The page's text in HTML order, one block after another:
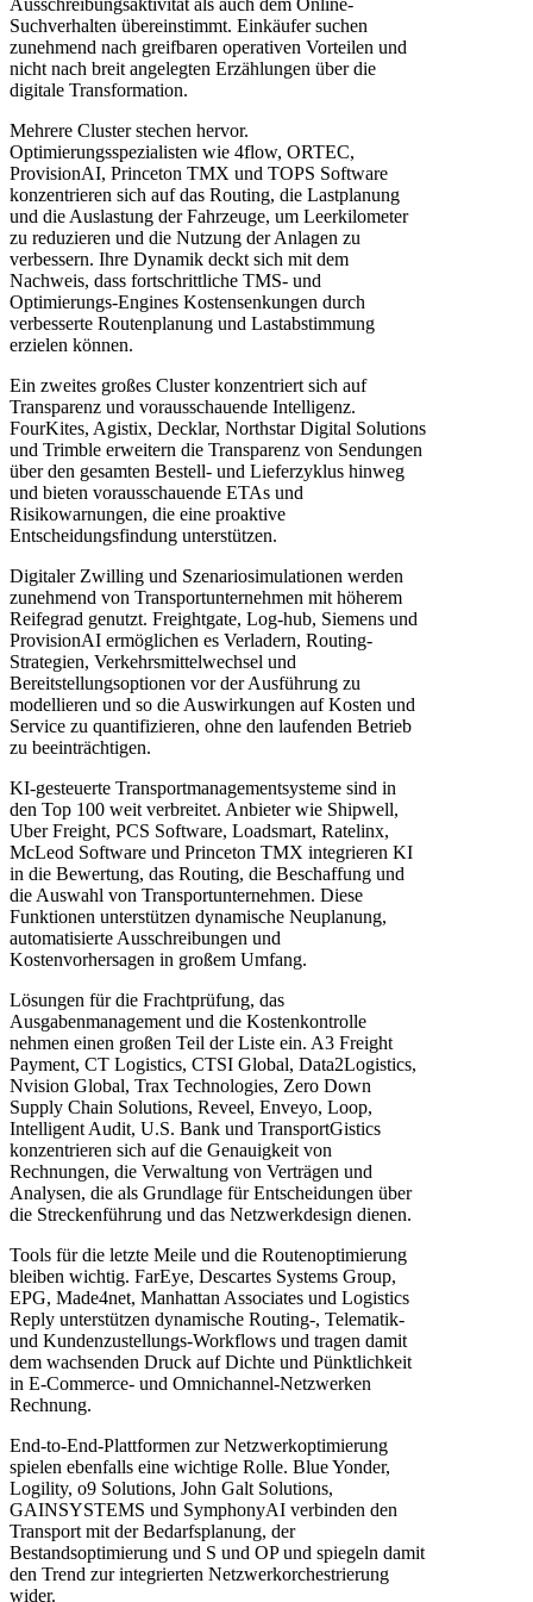
Suchverhalten übereinstimmt. Einkäufer suchen
zunehmend nach greifbaren operativen Vorteilen und
nicht nach breit angelegten Erzählungen über die
digitale Transformation.
Mehrere Cluster stechen hervor.
Optimierungsspezialisten wie 4flow, ORTEC,
ProvisionAI, Princeton TMX und TOPS Software
konzentrieren sich auf das Routing, die Lastplanung
und die Auslastung der Fahrzeuge, um Leerkilometer
zu reduzieren und die Nutzung der Anlagen zu
verbessern. Ihre Dynamik deckt sich mit dem
Nachweis, dass fortschrittliche TMS- und
Optimierungs-Engines Kostensenkungen durch
verbesserte Routenplanung und Lastabstimmung
erzielen können.
Ein zweites großes Cluster konzentriert sich auf
Transparenz und vorausschauende Intelligenz.
FourKites, Agistix, Decklar, Northstar Digital Solutions
und Trimble erweitern die Transparenz von Sendungen
über den gesamten Bestell- und Lieferzyklus hinweg
und bieten vorausschauende ETAs und
Risikowarnungen, die eine proaktive
Entscheidungsfindung unterstützen.
Digitaler Zwilling und Szenariosimulationen werden
zunehmend von Transportunternehmen mit höherem
Reifegrad genutzt. Freightgate, Log-hub, Siemens und
ProvisionAI ermöglichen es Verladern, Routing-
Strategien, Verkehrsmittelwechsel und
Bereitstellungsoptionen vor der Ausführung zu
modellieren und so die Auswirkungen auf Kosten und
Service zu quantifizieren, ohne den laufenden Betrieb
zu beeinträchtigen.
KI-gesteuerte Transportmanagementsysteme sind in
den Top 100 weit verbreitet. Anbieter wie Shipwell,
Uber Freight, PCS Software, Loadsmart, Ratelinx,
McLeod Software und Princeton TMX integrieren KI
in die Bewertung, das Routing, die Beschaffung und
die Auswahl von Transportunternehmen. Diese
Funktionen unterstützen dynamische Neuplanung,
automatisierte Ausschreibungen und
Kostenvorhersagen in großem Umfang.
Lösungen für die Frachtprüfung, das
Ausgabenmanagement und die Kostenkontrolle
nehmen einen großen Teil der Liste ein. A3 Freight
Payment, CT Logistics, CTSI Global, Data2Logistics,
Nvision Global, Trax Technologies, Zero Down
Supply Chain Solutions, Reveel, Enveyo, Loop,
Intelligent Audit, U.S. Bank und TransportGistics
konzentrieren sich auf die Genauigkeit von
Rechnungen, die Verwaltung von Verträgen und
Analysen, die als Grundlage für Entscheidungen über
die Streckenführung und das Netzwerkdesign dienen.
Tools für die letzte Meile und die Routenoptimierung
bleiben wichtig. FarEye, Descartes Systems Group,
EPG, Made4net, Manhattan Associates und Logistics
Reply unterstützen dynamische Routing-, Telematik-
und Kundenzustellungs-Workflows und tragen damit
dem wachsenden Druck auf Dichte und Pünktlichkeit
in E-Commerce- und Omnichannel-Netzwerken
Rechnung.
End-to-End-Plattformen zur Netzwerkoptimierung
spielen ebenfalls eine wichtige Rolle. Blue Yonder,
Logility, o9 Solutions, John Galt Solutions,
GAINSYSTEMS und SymphonyAI verbinden den
Transport mit der Bedarfsplanung, der
Bestandsoptimierung und S und OP und spiegeln damit
den Trend zur integrierten Netzwerkorchestrierung
wider.